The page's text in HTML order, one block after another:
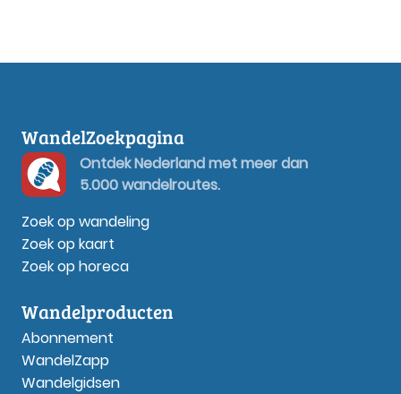
WandelZoekpagina
Ontdek Nederland met meer dan
5.000 wandelroutes.
Zoek op wandeling
Zoek op kaart
Zoek op horeca
Wandelproducten
Abonnement
WandelZapp
Wandelgidsen